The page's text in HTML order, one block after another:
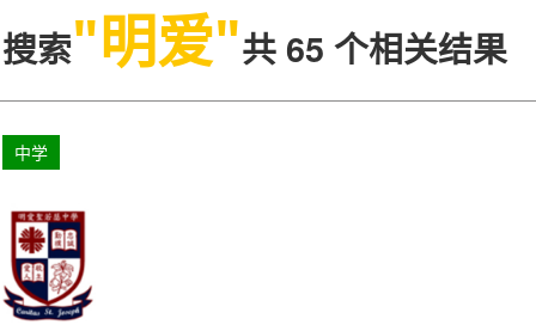
搜索"明爱"共 65 个相关结果
中学